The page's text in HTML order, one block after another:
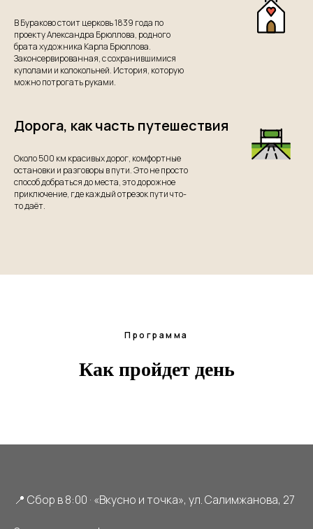
В Бураково стоит церковь 1839 года по
проекту Александра Брюллова, родного
брата художника Карла Брюллова.
Законсервированная, с сохранившимися
куполами и колокольней. История, которую
можно потрогать руками.
Дорога, как часть путешествия
Около 500 км красивых дорог, комфортные
остановки и разговоры в пути. Это не просто
способ добраться до места, это дорожное
приключение, где каждый отрезок пути что-
то даёт.
Программа
Как пройдет день
📍 Сбор в 8:00 · «Вкусно и точка», ул. Салимжанова, 27